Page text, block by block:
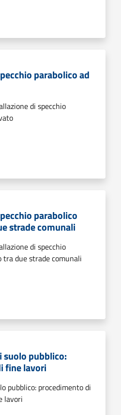
parabolico ad
di specchio
parabolico
strade comunali
di specchio
tra due strade comunali
suolo pubblico:
fine lavori
pubblico: procedimento di
lavori